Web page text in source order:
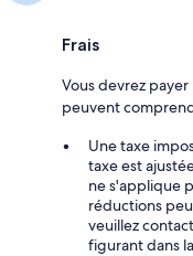
Frais
Vous devrez payer
peuvent
Une taxe
taxe est
ne s'applique
réductions
veuillez
figurant dans